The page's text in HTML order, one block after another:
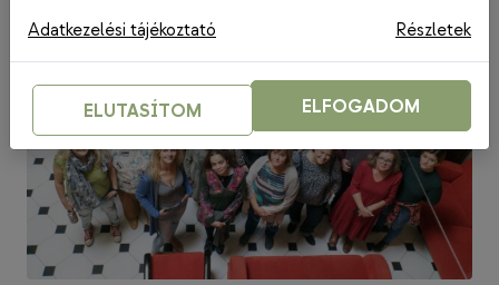
Adatkezelési tájékoztató Részletek
ELUTASÍTOM ELFOGADOM